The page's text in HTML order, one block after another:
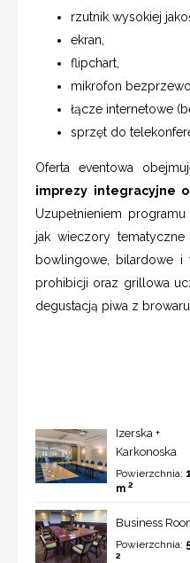
rzutnik wysokiej
ekran,
flipchart,
mikrofon
łącze internetowe
sprzęt do
Oferta eventowa
imprezy integracyjne
Uzupełnieniem
jak wieczory
bowlingowe, bilardowe
prohibicji oraz grillowa
degustacją piwa z browaru
Izerska +
Karkonoska
Powierzchnia:
m 2
Business
Powierzchnia:
2